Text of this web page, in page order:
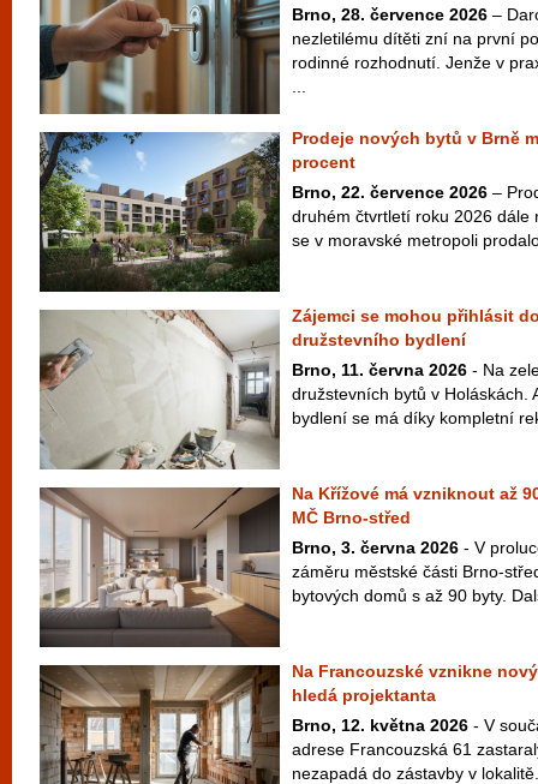
Brno, 28. července 2026 –
nezletilému dítěti zní na první
rodinné rozhodnutí. Jenže v
Prodeje nových bytů v Brně
procent
Brno, 22. července 2026 –
druhém čtvrtletí roku 2026 dále
se v moravské metropoli
Zájemci se mohou přihlásit
družstevního bydlení
Brno, 11. června 2026 - Na
družstevních bytů v Holáskách.
bydlení se má díky kompletní
Na Křížové má vzniknout až
MČ Brno-střed
Brno, 3. června 2026 - V
záměru městské části Brno-
bytových domů s až 90 byty.
Na Francouzské vznikne
hledá projektanta
Brno, 12. května 2026 - V
adrese Francouzská 61
nezapadá do zástavby v